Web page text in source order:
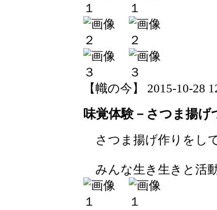
【幟の今】 2015-10-28
味覚体験－さつま揚げ
さつま揚げ作りをし
みんな生き生きと活